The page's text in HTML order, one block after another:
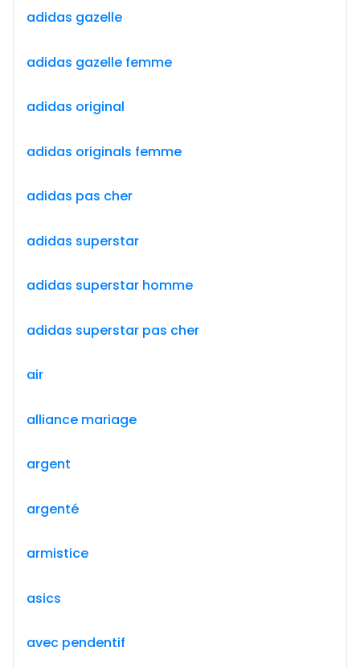
adidas gazelle
adidas gazelle femme
adidas original
adidas originals femme
adidas pas cher
adidas superstar
adidas superstar homme
adidas superstar pas cher
air
alliance mariage
argent
argenté
armistice
asics
avec pendentif